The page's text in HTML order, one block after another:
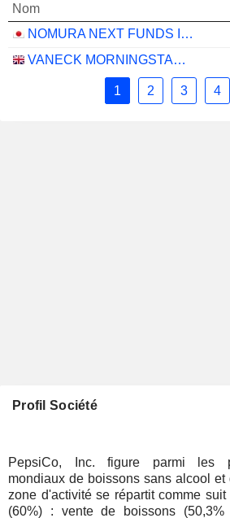
Nom
NOMURA NEXT FUNDS INTERNATIONAL EQUITY MSCI-KOKUSAI (YEN-HEDGED) ETF - JPY
VANECK MORNINGSTAR US ESG WIDE MOAT UCITS ETF - USD
1 2 3 4
Profil Société
PepsiCo, Inc. figure parmi les
mondiaux de boissons sans alcool
zone d'activité se répartit comme suit : - Amérique du
(60%) : vente de boissons